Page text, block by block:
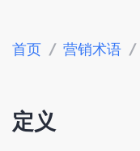
首页 / 营销术语 /
定义